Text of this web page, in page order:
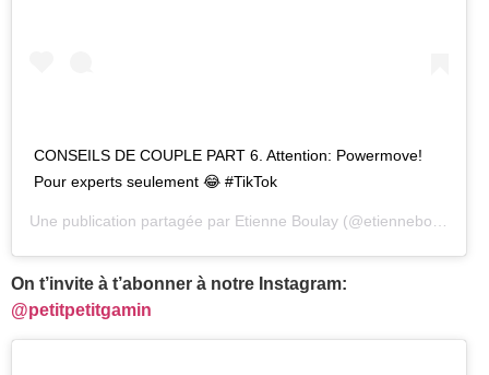
CONSEILS DE COUPLE PART 6. Attention: Powermove!
Pour experts seulement 😂 #TikTok
Une publication partagée par Etienne Boulay (@etienneboulay22) le
On t’invite à t’abonner à notre Instagram:
@petitpetitgamin